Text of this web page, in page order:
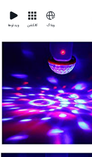
ویدئوها کالکشن وبلاگ